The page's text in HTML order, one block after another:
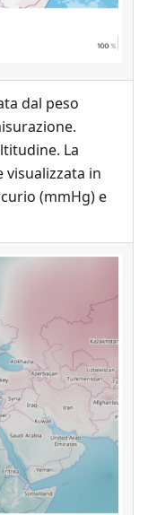
dal peso
La
visualizzata in
(mmHg) e